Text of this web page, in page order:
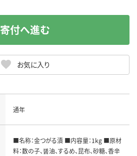
お気に入り
寄付へ進む
通年
■名称：金つがる漬 ■内容量：1kg ■原材
料：数の子、醤油、するめ、昆布、砂糖、香辛